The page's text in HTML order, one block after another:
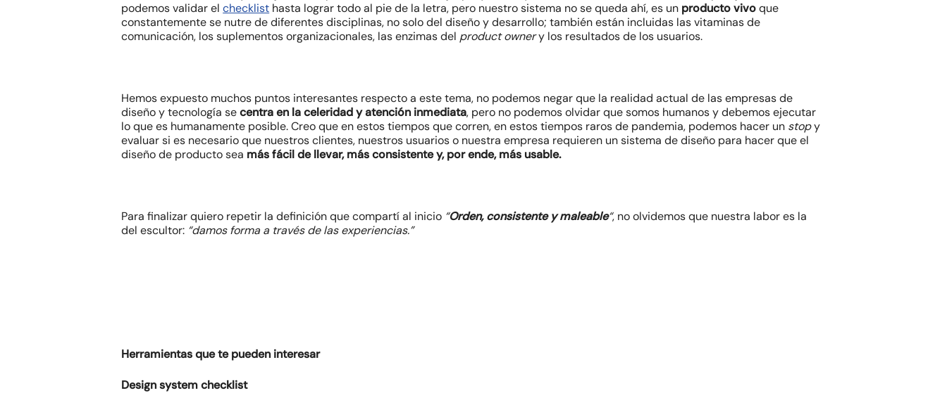
podemos validar elchecklist hasta lograr todo al pie de la letra, pero nuestro sistema no se queda ahí, es un producto vivoque
constantemente se nutre de diferentes disciplinas, no solo del diseño y desarrollo; también están incluidas las vitaminas de
comunicación, los suplementos organizacionales, las enzimas del product ownery los resultados de los usuarios.
Hemos expuesto muchos puntos interesantes respecto a este tema, no podemos negar que la realidad actual de las empresas de
diseño y tecnología secentra en la celeridad y atención inmediata, pero no podemos olvidar que somos humanos y debemos ejecutar
lo que es humanamente posible. Creo que en estos tiempos que corren, en estos tiempos raros de pandemia, podemos hacer un stopy
evaluar si es necesario que nuestros clientes, nuestros usuarios o nuestra empresa requieren un sistema de diseño para hacer que el
diseño de producto sea más fácil de llevar, más consistente y, por ende, más usable.
Para finalizar quiero repetir la definición que compartí al inicio “Orden, consistente y maleable“, no olvidemos que nuestra labor es la
del escultor: “damos forma a través de las experiencias.”
Herramientas que te pueden interesar
Design system checklist